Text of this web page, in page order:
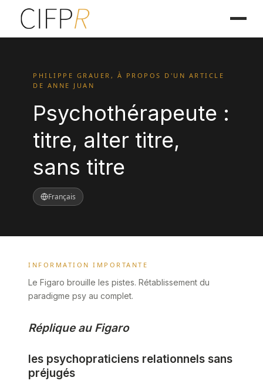
PHILIPPE GRAUER, À PROPOS D'UN ARTICLE
DE ANNE JUAN
Psychothérapeute :
titre, alter titre,
sans titre
Français
INFORMATION IMPORTANTE
Le Figaro brouille les pistes. Rétablissement du
paradigme psy au complet.
Réplique au Figaro
les psychopraticiens relationnels sans
préjugés